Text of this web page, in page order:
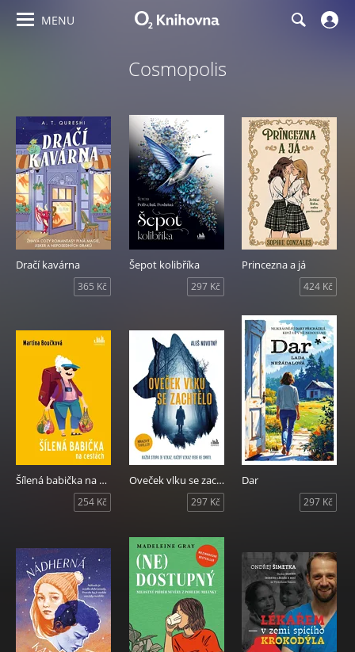
MENU
Cosmopolis
Dračí kavárna
365 Kč
Šepot kolibříka
297 Kč
Princezna a já
424 Kč
Šílená babička na cestách
254 Kč
Oveček vlku se zachtělo
297 Kč
Dar
297 Kč